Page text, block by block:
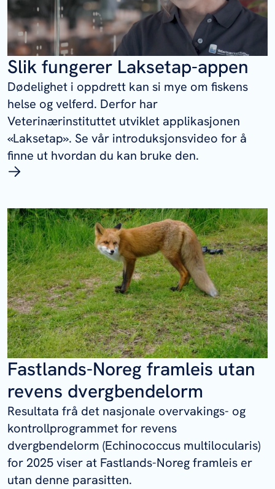
Slik fungerer Laksetap-appen
Dødelighet i oppdrett kan si mye om fiskens
helse og velferd. Derfor har
Veterinærinstituttet utviklet applikasjonen
«Laksetap». Se vår introduksjonsvideo for å
finne ut hvordan du kan bruke den.
Fastlands-Noreg framleis utan
revens dvergbendelorm
Resultata frå det nasjonale overvakings- og
kontrollprogrammet for revens
dvergbendelorm (Echinococcus multilocularis)
for 2025 viser at Fastlands-Noreg framleis er
utan denne parasitten.